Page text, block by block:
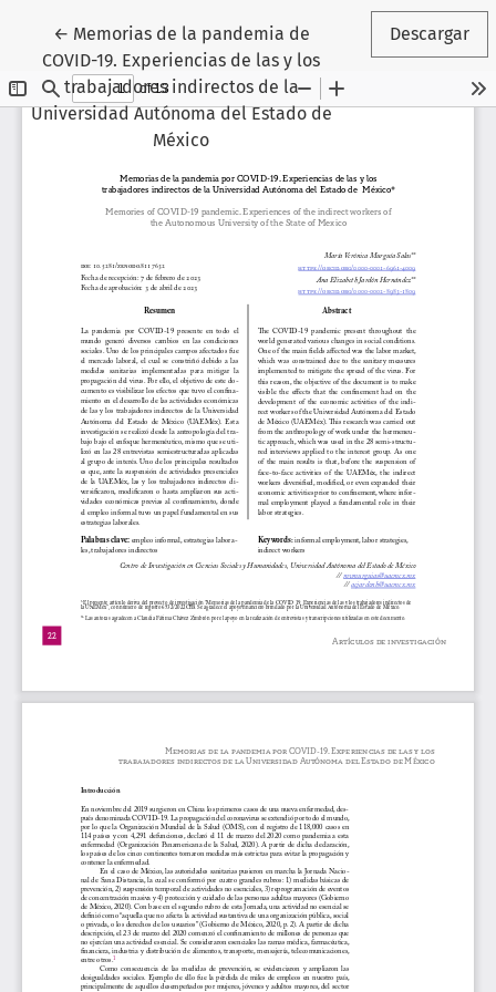
← Volver a los detalles del artículo
Memorias de la pandemia de
COVID-19. Experiencias de las y los
trabajadores indirectos de la
Universidad Autónoma del Estado de
México
Descargar